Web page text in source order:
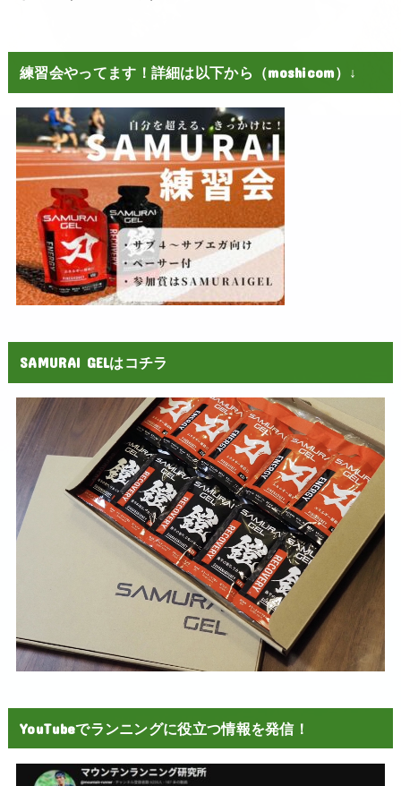
練習会やってます！詳細は以下から（moshicom）↓
SAMURAI GELはコチラ
YouTubeでランニングに役立つ情報を発信！